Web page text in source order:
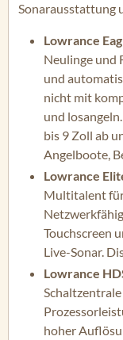
Sonarausstattung
Lowrance
Neulinge und
und
nicht mit
und
bis 9 Zoll ab
Angelboote,
Lowrance
Multitalent
Touchscreen
Live-Sonar.
Lowrance
hoher